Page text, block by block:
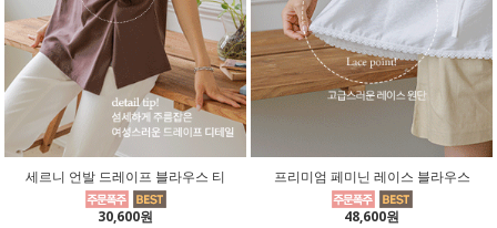
세르니 언발 드레이프 블라우스 티
30,600원
프리미엄 페미닌 레이스 블라우스
48,600원